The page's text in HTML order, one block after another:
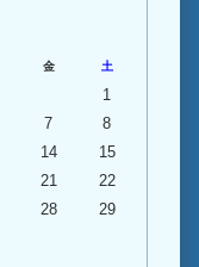
金 土
1
7
8
14
15
21
22
28
29